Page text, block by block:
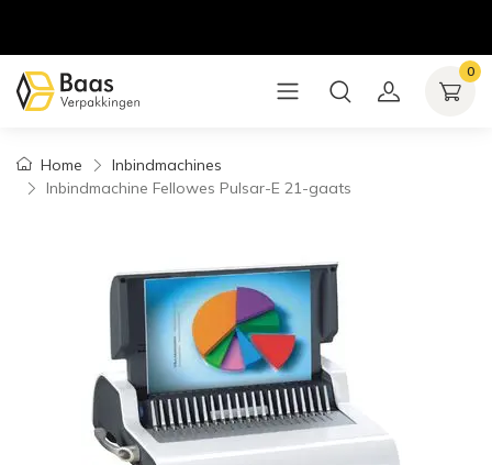
0
Home
Inbindmachines
Inbindmachine Fellowes Pulsar-E 21-gaats